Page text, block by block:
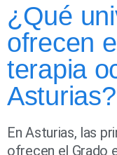
¿Qué
ofrecen
terapia
Asturias?
En Asturias, las
ofrecen el Grado